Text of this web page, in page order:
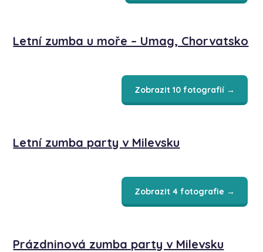
Letní zumba u moře – Umag, Chorvatsko
Zobrazit 10 fotografií →
Letní zumba party v Milevsku
Zobrazit 4 fotografie →
Prázdninová zumba party v Milevsku